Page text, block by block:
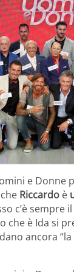
e Donne
Riccardo è
c’è sempre
che è Ida si
ancora